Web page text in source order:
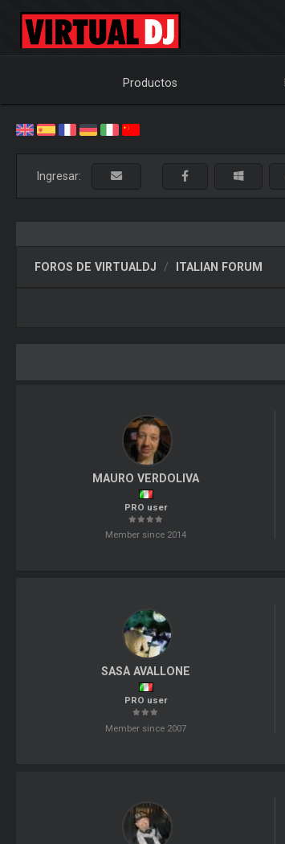
Productos
Ingresar:
FOROS DE VIRTUALDJ ITALIAN FORUM
MAURO VERDOLIVA
PRO user
Member since 2014
SASÀ AVALLONE
PRO user
Member since 2007